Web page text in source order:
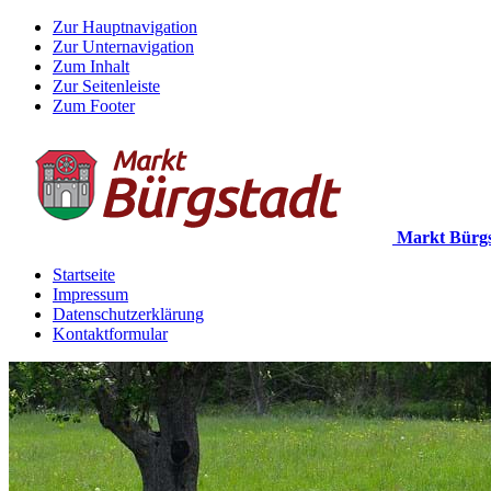
Zur Hauptnavigation
Zur Unternavigation
Zum Inhalt
Zur Seitenleiste
Zum Footer
Markt
Startseite
Impressum
Datenschutzerklärung
Kontaktformular